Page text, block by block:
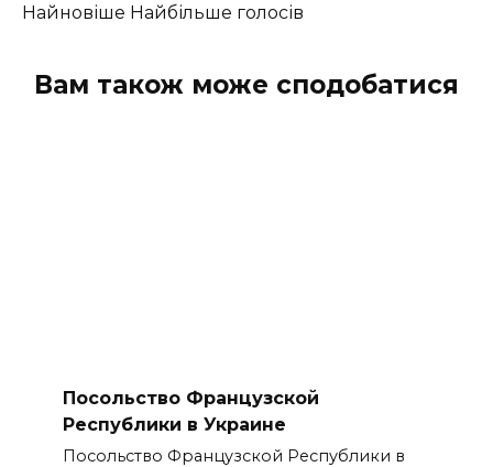
Найновіше Найбільше голосів
Вам також може сподобатися
Посольство Французской
Республики в Украине
Посольство Французской Республики в